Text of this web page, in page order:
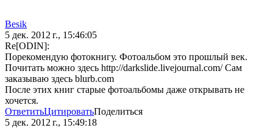
Besik
5 дек. 2012 г., 15:46:05
Re[ODIN]:
Порекомендую фотокнигу. Фотоальбом это прошлый век.
Почитать можно здесь http://darkslide.livejournal.com/ Сам
заказываю здесь blurb.com
После этих книг старые фотоальбомы даже открывать не
хочется.
ОтветитьЦитироватьПоделиться
5 дек. 2012 г., 15:49:18